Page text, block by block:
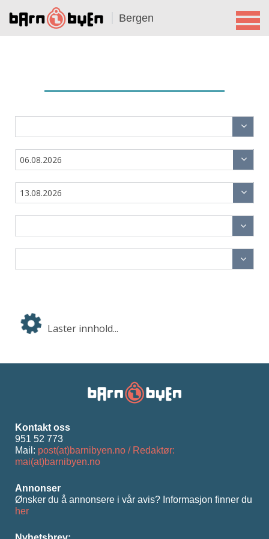
Bergen
Laster innhold...
Kontakt oss
951 52 773
Mail: post(at)barnibyen.no / Redaktør:
mai(at)barnibyen.no
Annonser
Ønsker du å annonsere i vår avis? Informasjon ﬁnner du
her